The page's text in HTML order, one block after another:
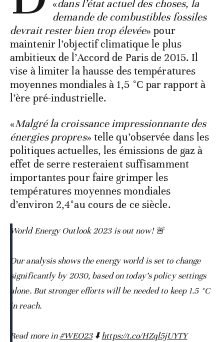
«dans l’état actuel des choses, la
demande de combustibles fossiles
devrait rester bien trop élevée» pour
maintenir l’objectif climatique le plus
ambitieux de l’Accord de Paris de 2015. Il
vise à limiter la hausse des températures
moyennes mondiales à 1,5 °C par rapport à
l’ère pré-industrielle.
«Malgré la croissance impressionnante des
énergies propres» telle qu’observée dans les
politiques actuelles, les émissions de gaz à
effet de serre resteraient suffisamment
importantes pour faire grimper les
températures moyennes mondiales
d’environ 2,4°au cours de ce siècle.
World Energy Outlook 2023 is out now! 🚨
Our analysis shows the energy world is set to change
significantly by 2030, based on today’s policy settings
alone. But stronger efforts will be needed to keep 1.5 °C
in reach.
Read more in#WEO23⬇️https://t.co/HZql5jUYTY